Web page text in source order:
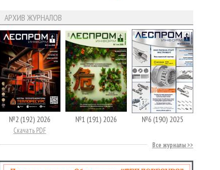
АРХИВ ЖУРНАЛОВ
№2 (192) 2026
Скачать PDF
№1 (191) 2026 №6 (190) 2025
Все журналы